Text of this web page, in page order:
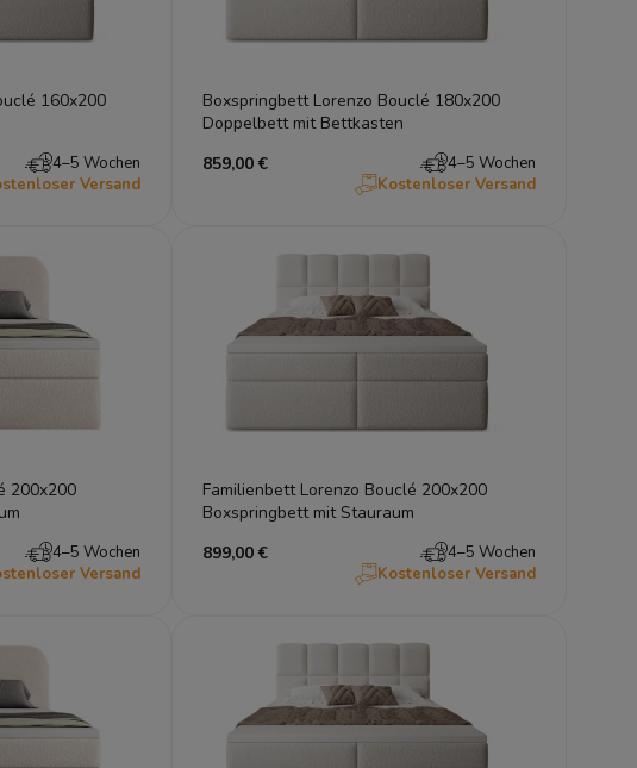
160x200
4–5 Wochen
Versand
Boxspringbett Lorenzo Bouclé 180x200
Doppelbett mit Bettkasten
859,00 €
4–5 Wochen
Kostenloser Versand
200x200
4–5 Wochen
Versand
Familienbett Lorenzo Bouclé 200x200
Boxspringbett mit Stauraum
899,00 €
4–5 Wochen
Kostenloser Versand